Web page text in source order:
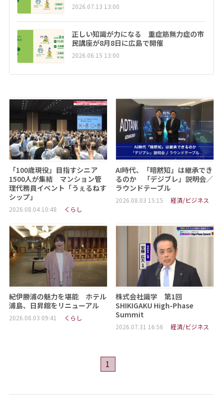
2026.07.13 13:00
正しい知識が力になる 重症筋無力症の市
民講座が8月8日に広島で開催
2026.06.15 13:00
「100歳現役」目指すシニア
1500人が集結 マンション管
理代務員イベント「うぇるねす
シップ」
2026.08.04 10:48 くらし
AI時代、「暗黙知」は継承でき
るのか 「デジブレ」説明会／
ラウンドテーブル
2026.08.03 15:15 経済/ビジネス
紀伊勝浦の魅力を堪能 ホテル
浦島、日昇館をリニューアル
2026.08.03 09:41 くらし
株式会社識学 第1回
SHIKIGAKU High-Phase
Summit
2026.07.31 16:56 経済/ビジネス
1